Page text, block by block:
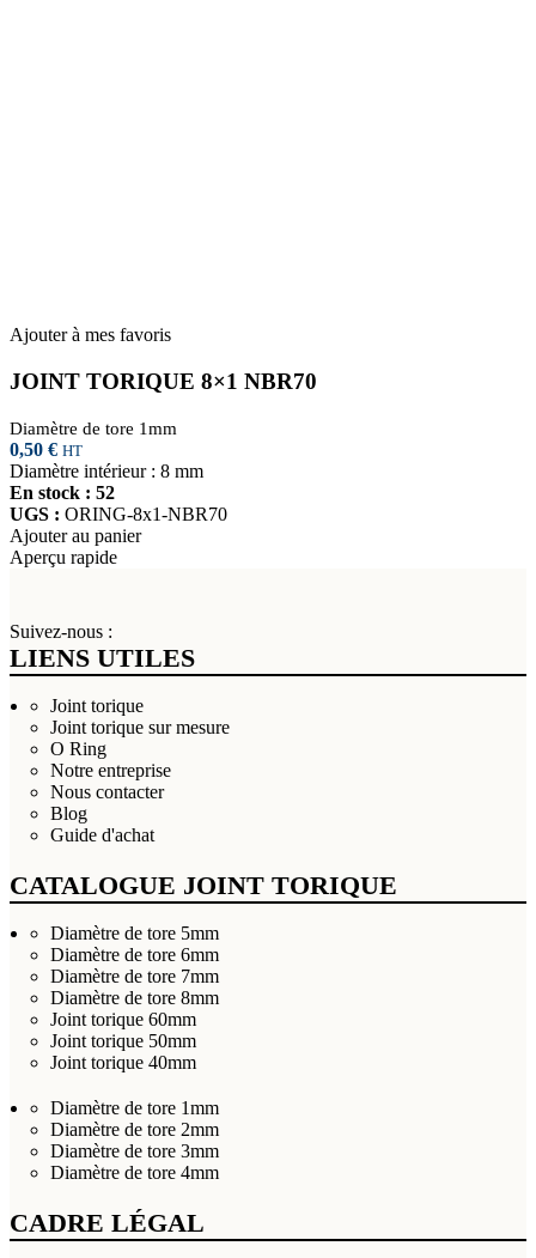
Ajouter à mes favoris
JOINT TORIQUE 8×1 NBR70
Diamètre de tore 1mm
0,50 € HT
Diamètre intérieur : 8 mm
En stock : 52
UGS : ORING-8x1-NBR70
Ajouter au panier
Aperçu rapide
Suivez-nous :
LIENS UTILES
Joint torique
Joint torique sur mesure
O Ring
Notre entreprise
Nous contacter
Blog
Guide d'achat
CATALOGUE JOINT TORIQUE
Diamètre de tore 5mm
Diamètre de tore 6mm
Diamètre de tore 7mm
Diamètre de tore 8mm
Joint torique 60mm
Joint torique 50mm
Joint torique 40mm
Diamètre de tore 1mm
Diamètre de tore 2mm
Diamètre de tore 3mm
Diamètre de tore 4mm
CADRE LÉGAL